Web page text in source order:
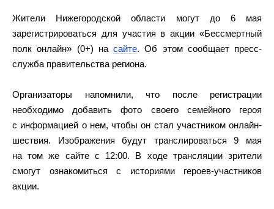
Жители Нижегородской области могут до 6 мая
зарегистрироваться для участия в акции «Бессмертный
полк онлайн» (0+) на сайте. Об этом сообщает пресс-
служба правительства региона.
Организаторы напомнили, что после регистрации
необходимо добавить фото своего семейного героя
с информацией о нем, чтобы он стал участником онлайн-
шествия. Изображения будут транслироваться 9 мая
на том же сайте с 12:00. В ходе трансляции зрители
смогут ознакомиться с историями героев-участников
акции.